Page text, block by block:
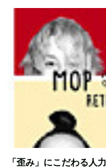
「歪み」にこだわる人